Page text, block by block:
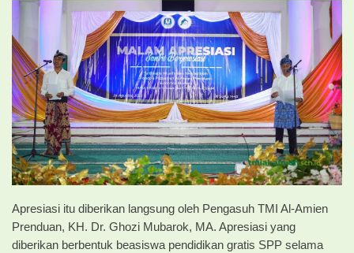
Apresiasi itu diberikan langsung oleh Pengasuh TMI Al-Amien
Prenduan, KH. Dr. Ghozi Mubarok, MA. Apresiasi yang
diberikan berbentuk beasiswa pendidikan gratis SPP selama